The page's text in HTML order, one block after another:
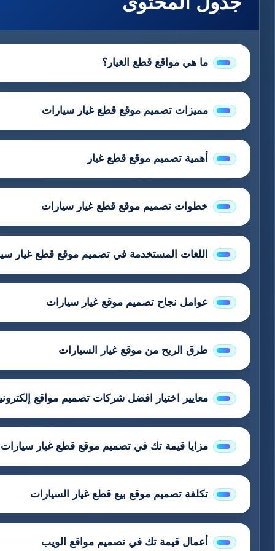
ما هي مواقع قطع الغيار؟
مميزات تصميم موقع قطع غيار سيارات
أهمية تصميم موقع قطع غيار
خطوات تصميم موقع قطع غيار سيارات
اللغات المستخدمة في تصميم موقع قطع غيار
عوامل نجاح تصميم موقع غيار سيارات
طرق الربح من موقع غيار السيارات
معايير اختيار افضل شركات تصميم مواقع
مزايا قيمة تك في تصميم موقع قطع غيار سيارات
تكلفة تصميم موقع بيع قطع غيار السيارات
أعمال قيمة تك في تصميم مواقع الويب